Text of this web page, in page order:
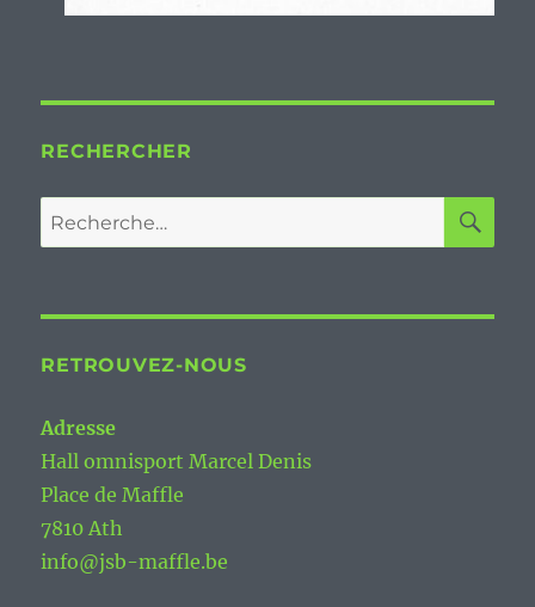
RECHERCHER
Recherche
pour :
RETROUVEZ-NOUS
Adresse
Hall omnisport Marcel Denis
Place de Maffle
7810 Ath
info@jsb-maffle.be